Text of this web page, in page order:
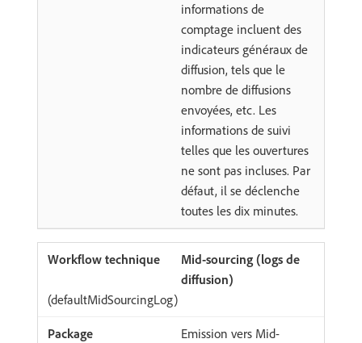
informations de
comptage incluent des
indicateurs généraux de
diffusion, tels que le
nombre de diffusions
envoyées, etc. Les
informations de suivi
telles que les ouvertures
ne sont pas incluses. Par
défaut, il se déclenche
toutes les dix minutes.
Mid-sourcing (logs de
diffusion)
(defaultMidSourcingLog)
Emission vers Mid-